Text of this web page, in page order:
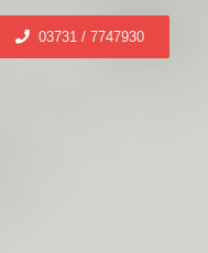
03731 / 7747930